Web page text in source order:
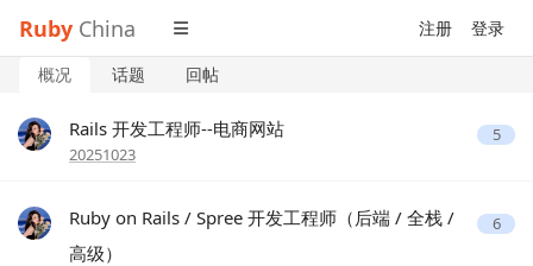
Ruby China 注册 登录
概况 话题 回帖
Rails 开发工程师--电商网站
20251023
5
Ruby on Rails / Spree 开发工程师（后端 / 全栈 /
高级）
6